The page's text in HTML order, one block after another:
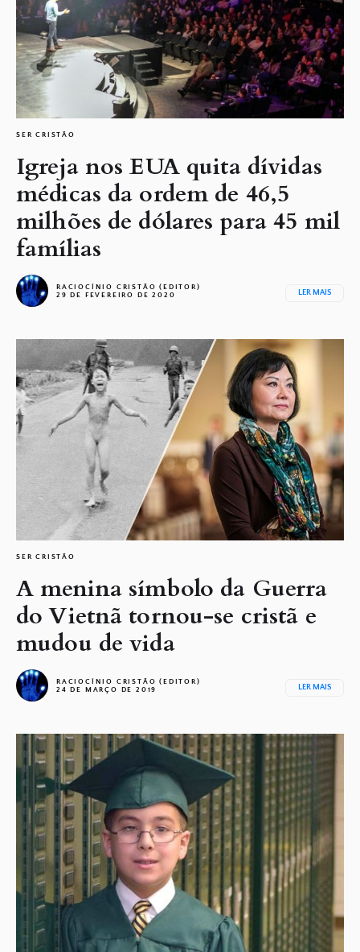
SER CRISTÃO
Igreja nos EUA quita dívidas
médicas da ordem de 46,5
milhões de dólares para 45 mil
famílias
RACIOCÍNIO CRISTÃO (EDITOR)
29 DE FEVEREIRO DE 2020
LER MAIS
SER CRISTÃO
A menina símbolo da Guerra
do Vietnã tornou-se cristã e
mudou de vida
RACIOCÍNIO CRISTÃO (EDITOR)
24 DE MARÇO DE 2019
LER MAIS